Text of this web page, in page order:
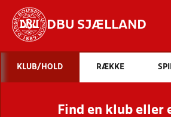
DBU SJÆLLAND
STILLINGER, RESULTATER,
KLUB/HOLD RÆKKE
Find en klub eller